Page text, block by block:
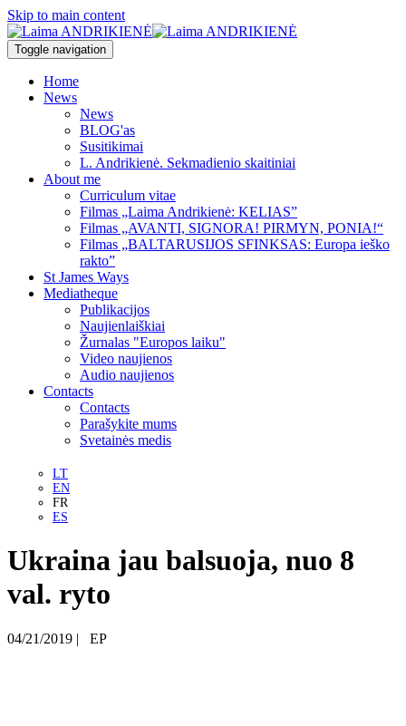
Skip to main content
Toggle navigation
Home
News
News
BLOG'as
Susitikimai
L. Andrikienė. Sekmadienio skaitiniai
About me
Curriculum vitae
Filmas „Laima Andrikienė: KELIAS”
Filmas „AVANTI, SIGNORA! PIRMYN, PONIA!“
Filmas „BALTARUSIJOS SFINKSAS: Europa ieško
rakto”
St James Ways
Mediatheque
Publikacijos
Naujienlaiškiai
Žurnalas "Europos laiku"
Video naujienos
Audio naujienos
Contacts
Contacts
Parašykite mums
Svetainės medis
LT
EN
FR
ES
Ukraina jau balsuoja, nuo 8
val. ryto
04/21/2019 | EP